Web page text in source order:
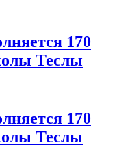
170
Теслы
170
Теслы